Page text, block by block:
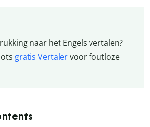
naar het Engels vertalen?
gratis Vertalervoor foutloze